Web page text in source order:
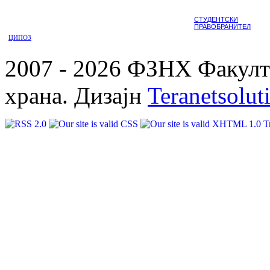
СТУДЕНТСКИ
ПРАВОБРАНИТЕЛ
ЦИПОЗ
2007 - 2026 ФЗНХ
храна. Дизајн